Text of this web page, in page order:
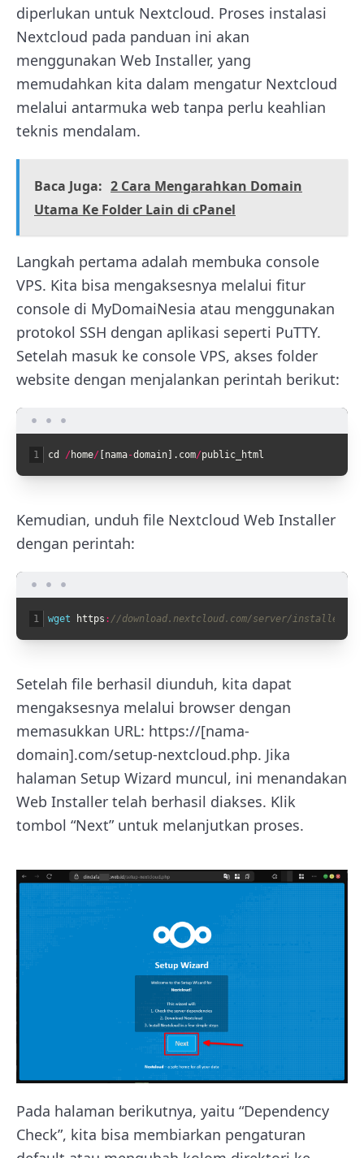
diperlukan untuk Nextcloud. Proses instalasi
Nextcloud pada panduan ini akan
menggunakan Web Installer, yang
memudahkan kita dalam mengatur Nextcloud
melalui antarmuka web tanpa perlu keahlian
teknis mendalam.
Baca Juga: 2 Cara Mengarahkan Domain
Utama Ke Folder Lain di cPanel
Langkah pertama adalah membuka console
VPS. Kita bisa mengaksesnya melalui fitur
console di MyDomaiNesia atau menggunakan
protokol SSH dengan aplikasi seperti PuTTY.
Setelah masuk ke console VPS, akses folder
website dengan menjalankan perintah berikut:
1 cd / home/ [nama-domain] . com/public_html
Kemudian, unduh file Nextcloud Web Installer
dengan perintah:
1 wget https : //download.nextcloud.com/server/installer/
Setelah file berhasil diunduh, kita dapat
mengaksesnya melalui browser dengan
memasukkan URL: https://[nama-
domain].com/setup-nextcloud.php. Jika
halaman Setup Wizard muncul, ini menandakan
Web Installer telah berhasil diakses. Klik
tombol “Next” untuk melanjutkan proses.
Pada halaman berikutnya, yaitu “Dependency
Check”, kita bisa membiarkan pengaturan